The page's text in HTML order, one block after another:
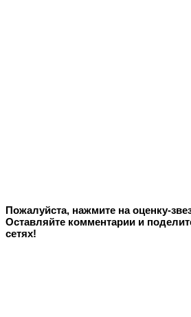
Пожалуйста, нажмите на оценку-
Оставляйте комментарии и
сетях!